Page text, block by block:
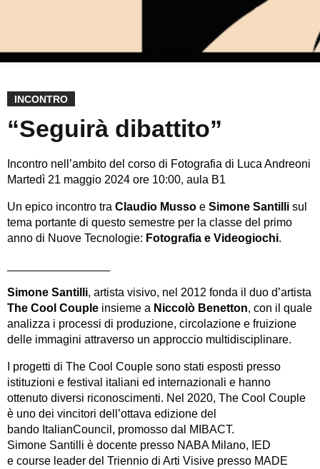
INCONTRO
“Seguirà dibattito”
Incontro nell’ambito del corso di Fotografia di Luca Andreoni
Martedì 21 maggio 2024 ore 10:00, aula B1
Un epico incontro tra Claudio Musso e Simone Santilli sul
tema portante di questo semestre per la classe del primo
anno di Nuove Tecnologie: Fotografia e Videogiochi.
Simone Santilli, artista visivo, nel 2012 fonda il duo d’artista
The Cool Couple insieme a Niccolò Benetton, con il quale
analizza i processi di produzione, circolazione e fruizione
delle immagini attraverso un approccio multidisciplinare.
I progetti di The Cool Couple sono stati esposti presso
istituzioni e festival italiani ed internazionali e hanno
ottenuto diversi riconoscimenti. Nel 2020, The Cool Couple
è uno dei vincitori dell’ottava edizione del
bando ItalianCouncil, promosso dal MIBACT.
Simone Santilli è docente presso NABA Milano, IED
e course leader del Triennio di Arti Visive presso MADE